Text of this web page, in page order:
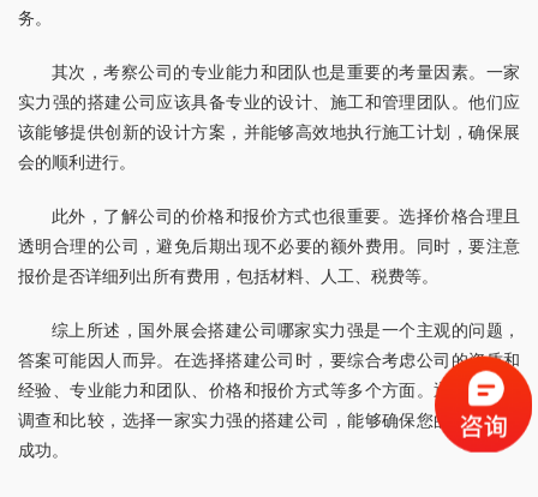
务。
其次，考察公司的专业能力和团队也是重要的考量因素。一家
实力强的搭建公司应该具备专业的设计、施工和管理团队。他们应
该能够提供创新的设计方案，并能够高效地执行施工计划，确保展
会的顺利进行。
此外，了解公司的价格和报价方式也很重要。选择价格合理且
透明合理的公司，避免后期出现不必要的额外费用。同时，要注意
报价是否详细列出所有费用，包括材料、人工、税费等。
综上所述，国外展会搭建公司哪家实力强是一个主观的问题，
答案可能因人而异。在选择搭建公司时，要综合考虑公司的资质和
经验、专业能力和团队、价格和报价方式等多个方面。通过仔细的
调查和比较，选择一家实力强的搭建公司，能够确保您的展会取得
成功。